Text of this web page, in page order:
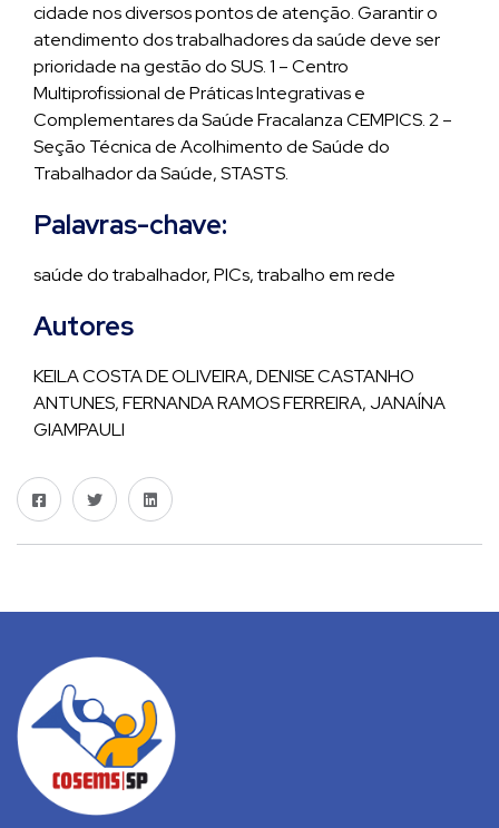
cidade nos diversos pontos de atenção. Garantir o
atendimento dos trabalhadores da saúde deve ser
prioridade na gestão do SUS. 1 – Centro
Multiprofissional de Práticas Integrativas e
Complementares da Saúde Fracalanza CEMPICS. 2 –
Seção Técnica de Acolhimento de Saúde do
Trabalhador da Saúde, STASTS.
Palavras-chave:
saúde do trabalhador, PICs, trabalho em rede
Autores
KEILA COSTA DE OLIVEIRA, DENISE CASTANHO
ANTUNES, FERNANDA RAMOS FERREIRA, JANAÍNA
GIAMPAULI